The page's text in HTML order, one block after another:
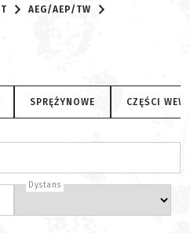
AEG/AEP/TW
SPRĘŻYNOWE CZĘŚCI
Dystans